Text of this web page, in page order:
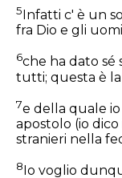
5 Infatti c' è un
fra Dio e gli
6che ha dato sé
tutti; questa è
7e della quale
apostolo (io
stranieri nella
8 Io voglio